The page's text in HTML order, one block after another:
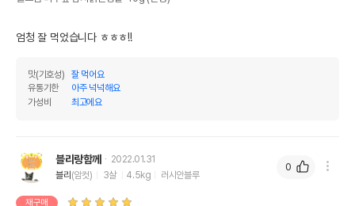
엄청 잘 먹었습니다 ㅎㅎㅎ!!
맛(기호성)
잘 먹어요
유통기한
아주 넉넉해요
가성비
최고에요
블리랑함께
2022.01.31
블리(암컷) 3살 4.5kg 러시안블루
재구매
0